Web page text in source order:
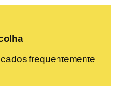
frequentemente